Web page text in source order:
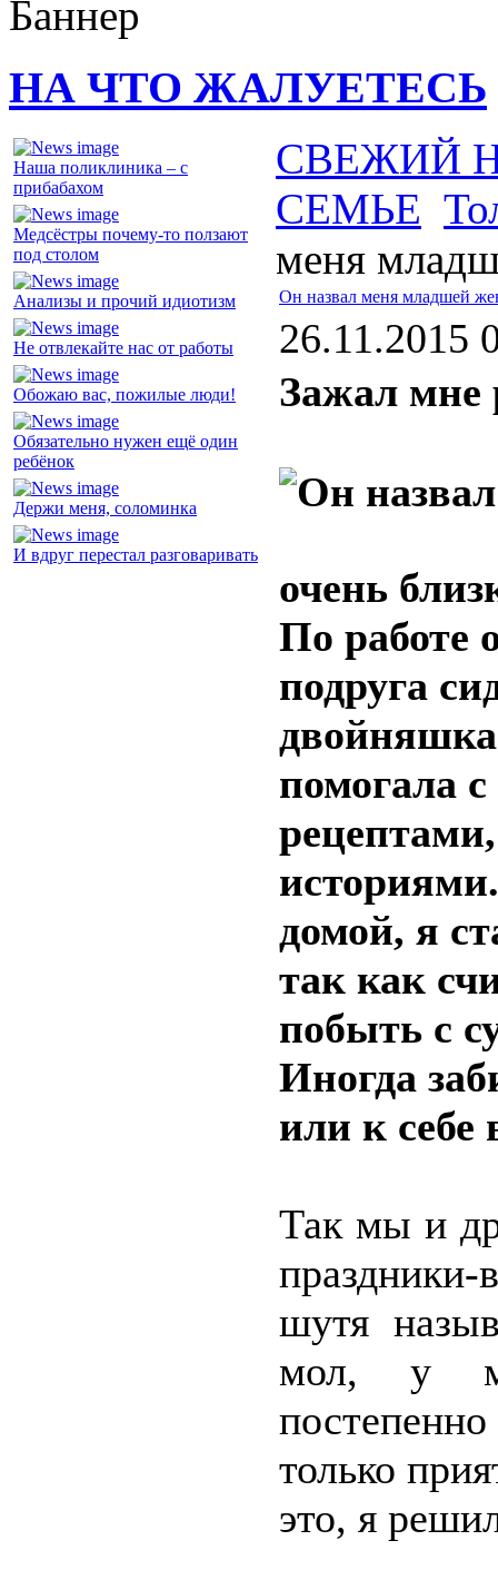
НА ЧТО ЖАЛУЕТЕСЬ
Наша поликлиника – с
прибабахом
Медсёстры почему-то ползают
под столом
Анализы и прочий идиотизм
Не отвлекайте нас от работы
Обожаю вас, пожилые люди!
Обязательно нужен ещё один
ребёнок
Держи меня, соломинка
И вдруг перестал разговаривать
СВЕЖИЙ
СЕМЬЕ
меня
Он назвал меня младшей
26.11.2015
Зажал мне
очень
По работе
подруга
помогала
домой, я
так как
побыть с
Иногда
или к себе
Так мы и
шутя
мол, у
только
это, я